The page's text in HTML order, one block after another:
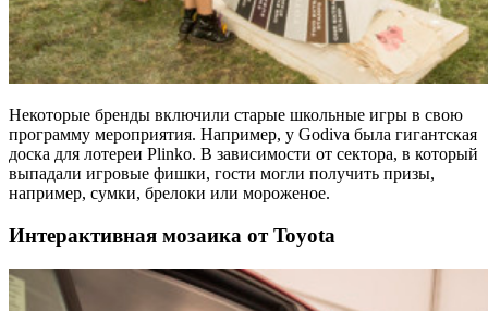
Некоторые бренды включили старые школьные игры в свою
программу мероприятия. Например, у Godiva была гигантская
доска для лотереи Plinko. В зависимости от сектора, в который
выпадали игровые фишки, гости могли получить призы,
например, сумки, брелоки или мороженое.
Интерактивная мозаика от Toyota